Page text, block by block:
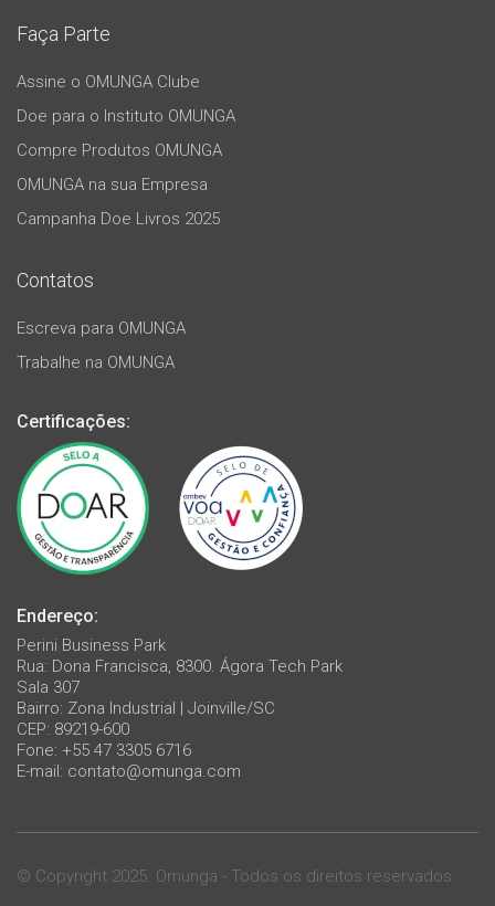
Faça Parte
Assine o OMUNGA Clube
Doe para o Instituto OMUNGA
Compre Produtos OMUNGA
OMUNGA na sua Empresa
Campanha Doe Livros 2025
Contatos
Escreva para OMUNGA
Trabalhe na OMUNGA
Certificações:
Endereço:
Perini Business Park
Rua: Dona Francisca, 8300. Ágora Tech Park
Sala 307
Bairro: Zona Industrial | Joinville/SC
CEP: 89219-600
Fone: +55 47 3305 6716
E-mail: contato@omunga.com
© Copyright 2025. Omunga - Todos os direitos reservados.